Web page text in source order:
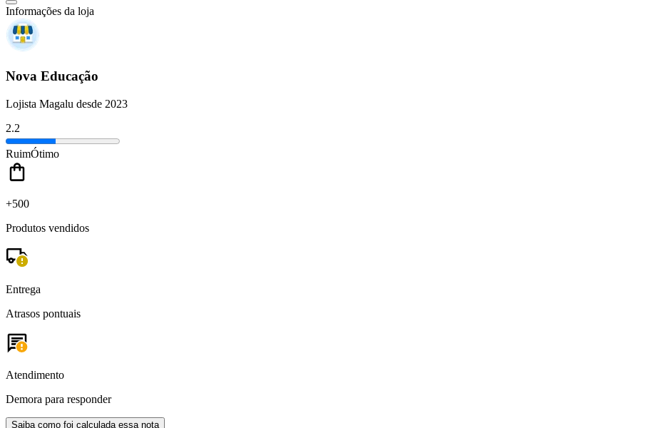
Informações da loja
Nova Educação
Lojista Magalu desde 2023
2.2
RuimÓtimo
+500
Produtos vendidos
Entrega
Atrasos pontuais
Atendimento
Demora para responder
Saiba como foi calculada essa nota